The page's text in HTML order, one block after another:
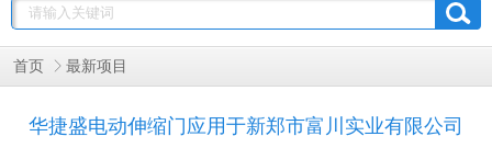
首页 最新项目
华捷盛电动伸缩门应用于新郑市富川实业有限公司